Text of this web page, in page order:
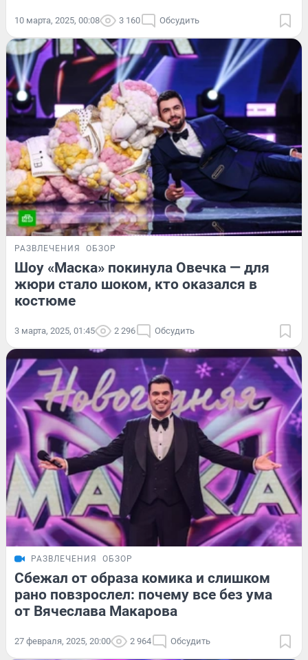
10 марта, 2025, 00:08 3 160 Обсудить
РАЗВЛЕЧЕНИЯ ОБЗОР
Шоу «Маска» покинула Овечка — для
жюри стало шоком, кто оказался в
костюме
3 марта, 2025, 01:45 2 296 Обсудить
РАЗВЛЕЧЕНИЯ ОБЗОР
Сбежал от образа комика и слишком
рано повзрослел: почему все без ума
от Вячеслава Макарова
27 февраля, 2025, 20:00 2 964 Обсудить